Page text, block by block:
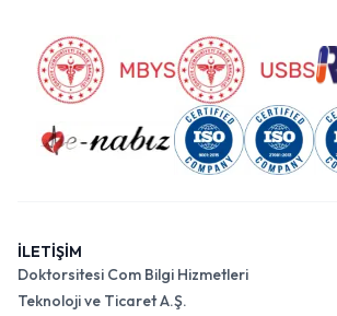
İLETİŞİM
Doktorsitesi Com Bilgi Hizmetleri
Teknoloji ve Ticaret A.Ş.